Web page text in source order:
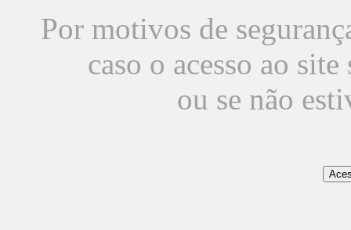
Por motivos de
caso o acesso ao
ou se não